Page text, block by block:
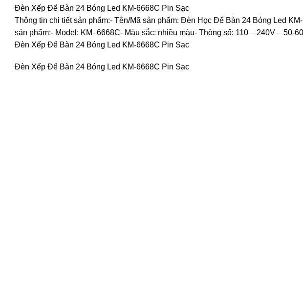
Đèn Xếp Để Bàn 24 Bóng Led KM-6668C Pin Sạc
Thông tin chi tiết sản phẩm:- Tên/Mã sản phẩm: Đèn Học Để Bàn 24 Bóng Led
sản phẩm:- Model: KM- 6668C- Màu sắc: nhiều màu- Thông số: 110 – 240V – 50-
Đèn Xếp Để Bàn 24 Bóng Led KM-6668C Pin Sạc
Đèn Xếp Để Bàn 24 Bóng Led KM-6668C Pin Sạc